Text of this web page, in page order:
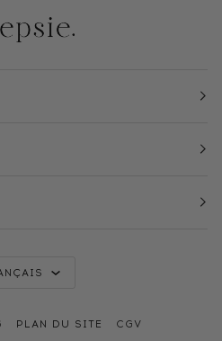
PLAN DU SITE CGV